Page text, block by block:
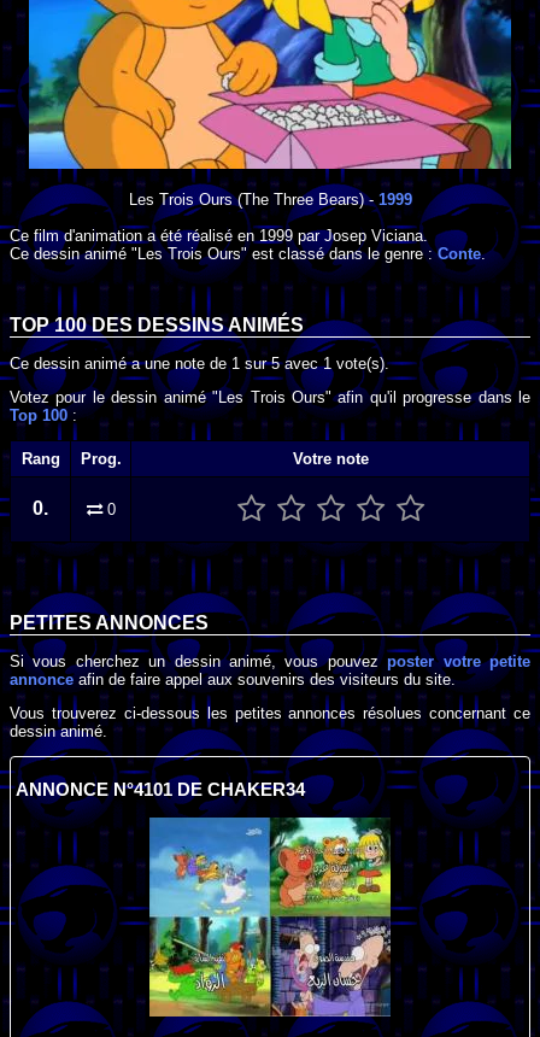
Les Trois Ours(The Three Bears) - 1999
Ce film d'animation a été réalisé en 1999 parJosep Viciana.
Ce dessin animé "Les Trois Ours" est classé dans le genre :Conte.
TOP 100 DESDESSINS ANIMÉS
Ce dessin animé a une note de 1 sur5avec1 vote(s).
Votez pour le dessin animé "Les Trois Ours" afin qu'il progresse dans le
Top 100 :
Rang Prog. Votre note
0. 0
PETITES ANNONCES
Si vous cherchez un dessin animé, vous pouvezposter votre petite
annonceafin de faire appel aux souvenirs des visiteurs du site.
Vous trouverez ci-dessous les petites annonces résolues concernant ce
dessin animé.
ANNONCE N°4101 DE CHAKER34